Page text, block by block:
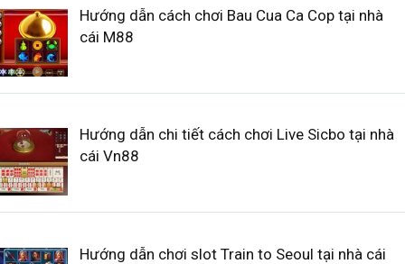
Hướng dẫn cách chơi Bau Cua Ca Cop tại nhà
cái M88
Hướng dẫn chi tiết cách chơi Live Sicbo tại nhà
cái Vn88
Hướng dẫn chơi slot Train to Seoul tại nhà cái